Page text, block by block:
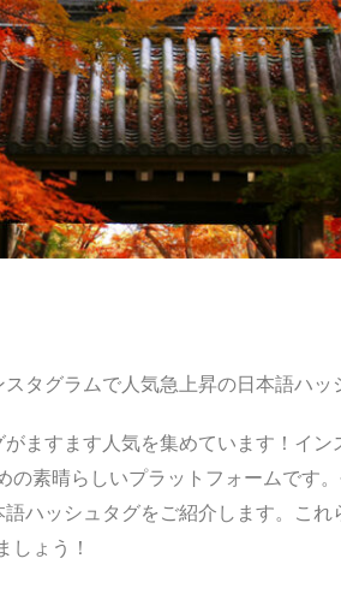
タグラムで人気急上昇の日本語ハッ
ますます人気を集めています！イ
の素晴らしいプラットフォームです
ハッシュタグをご紹介します。こ
しょう！